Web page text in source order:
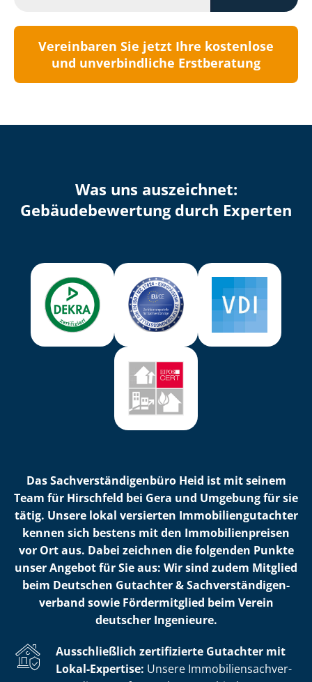
Vereinbaren Sie jetzt Ihre kostenlose
und unverbindliche Erstberatung
Was uns auszeichnet:
Ge­bäu­de­be­wer­tung durch Experten
Das Sach­ver­stän­di­gen­bü­ro Heid ist mit seinem
Team für Hirschfeld bei Gera und Umgebung für sie
tätig. Unsere lokal versierten Im­mo­bi­li­en­gut­ach­ter
kennen sich bestens mit den Im­mo­bi­li­en­prei­sen
vor Ort aus. Dabei zeichnen die folgenden Punkte
unser Angebot für Sie aus: Wir sind zudem Mitglied
beim Deutschen Gutachter & Sach­ver­stän­di­gen­
ver­band sowie Fördermitglied beim Verein
deutscher Ingenieure.
Ausschließlich zertifizierte Gutachter mit
Lokal-Expertise: Unsere Im­mo­bi­li­en­sach­ver­